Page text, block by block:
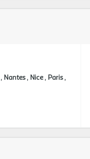
Nantes Nice Paris